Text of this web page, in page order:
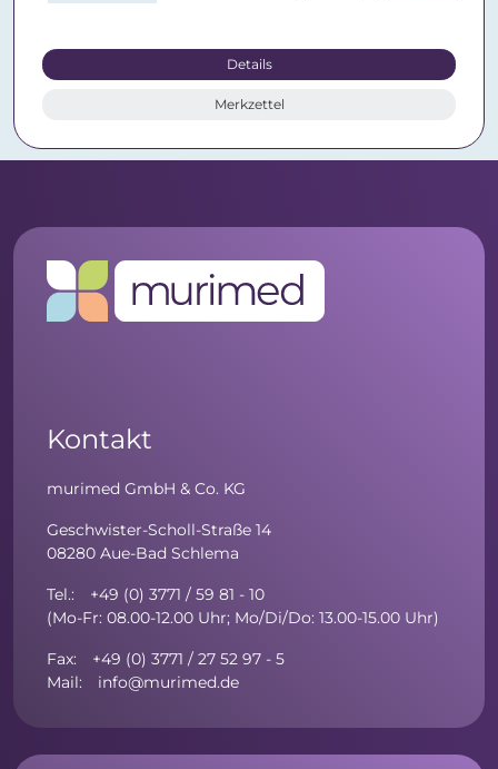
Details
Merkzettel
Kontakt
murimed GmbH & Co. KG
Geschwister-Scholl-Straße 14
08280 Aue-Bad Schlema
Tel.: +49 (0) 3771 / 59 81 - 10
(Mo-Fr: 08.00-12.00 Uhr; Mo/Di/Do: 13.00-15.00 Uhr)
Fax: +49 (0) 3771 / 27 52 97 - 5
Mail: info@murimed.de